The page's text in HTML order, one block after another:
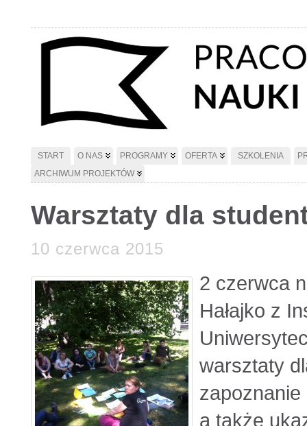
START O NAS PROGRAMY OFERTA SZKOLENIA
ARCHIWUM PROJEKTÓW
Warsztaty dla
10 czerwca 2015
2 czerwca
Hałajko z
warsztaty
zapoznanie
a także